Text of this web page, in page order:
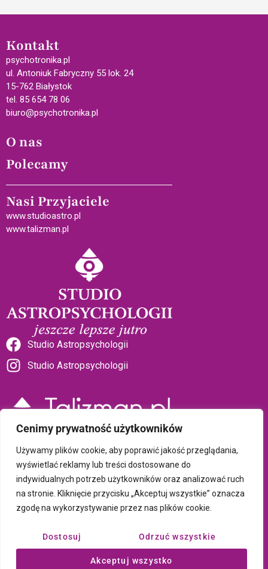
Cenimy prywatność użytkowników
Używamy plików cookie, aby poprawić jakość przeglądania,
wyświetlać reklamy lub treści dostosowane do
indywidualnych potrzeb użytkowników oraz analizować ruch
na stronie. Kliknięcie przycisku „Akceptuj wszystkie” oznacza
zgodę na wykorzystywanie przez nas plików cookie.
Dostosuj Odrzuć wszystkie
Akceptuj wszystko
Kontakt
psychotronika.pl
ul. Antoniuk Fabryczny 55 lok. 24
15-762 Białystok
tel. 85 654 78 06
biuro@psychotronika.pl
O nas
Polecamy
Nasi Przyjaciele
www.studioastro.pl
www.talizman.pl
Studio Astropsychologii
Studio Astropsychologii
Sklep Talizman
Polityka prywatności i plików cookie
Wykonanie: ComputerSoft